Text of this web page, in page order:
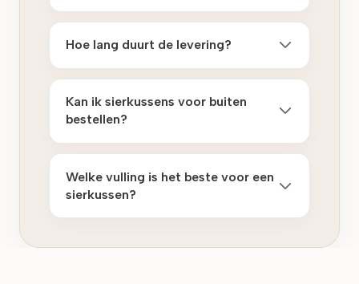
Hoe lang duurt de levering?
Kan ik sierkussens voor buiten
bestellen?
Welke vulling is het beste voor een
sierkussen?